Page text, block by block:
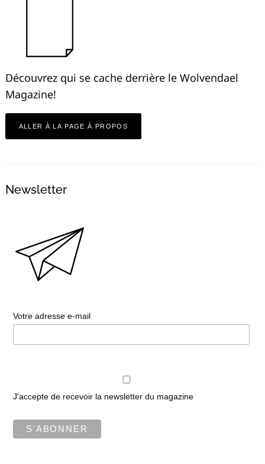
Découvrez qui se cache derrière le Wolvendael
Magazine!
ALLER À LA PAGE À PROPOS
Newsletter
Votre adresse e-mail
J'accepte de recevoir la newsletter du magazine